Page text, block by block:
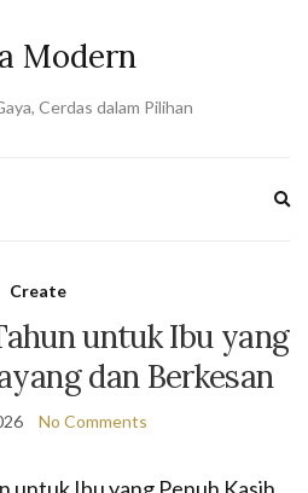
Modern
Cerdas dalam Pilihan
Create
untuk Ibu yang
dan Berkesan
No Comments